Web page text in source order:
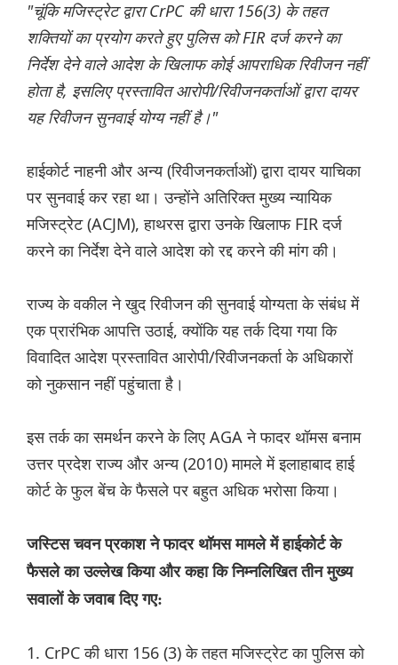
"चूंकि मजिस्ट्रेट द्वारा CrPC की धारा 156(3) के तहत
शक्तियों का प्रयोग करते हुए पुलिस को FIR दर्ज करने का
निर्देश देने वाले आदेश के खिलाफ कोई आपराधिक रिवीजन नहीं
होता है, इसलिए प्रस्तावित आरोपी/रिवीजनकर्ताओं द्वारा दायर
यह रिवीजन सुनवाई योग्य नहीं है।"
हाईकोर्ट नाहनी और अन्य (रिवीजनकर्ताओं) द्वारा दायर याचिका
पर सुनवाई कर रहा था। उन्होंने अतिरिक्त मुख्य न्यायिक
मजिस्ट्रेट (ACJM), हाथरस द्वारा उनके खिलाफ FIR दर्ज
करने का निर्देश देने वाले आदेश को रद्द करने की मांग की।
राज्य के वकील ने खुद रिवीजन की सुनवाई योग्यता के संबंध में
एक प्रारंभिक आपत्ति उठाई, क्योंकि यह तर्क दिया गया कि
विवादित आदेश प्रस्तावित आरोपी/रिवीजनकर्ता के अधिकारों
को नुकसान नहीं पहुंचाता है।
इस तर्क का समर्थन करने के लिए AGA ने फादर थॉमस बनाम
उत्तर प्रदेश राज्य और अन्य (2010) मामले में इलाहाबाद हाई
कोर्ट के फुल बेंच के फैसले पर बहुत अधिक भरोसा किया।
जस्टिस चवन प्रकाश ने फादर थॉमस मामले में हाईकोर्ट के
फैसले का उल्लेख किया और कहा कि निम्नलिखित तीन मुख्य
सवालों के जवाब दिए गए:
1. CrPC की धारा 156 (3) के तहत मजिस्ट्रेट का पुलिस को